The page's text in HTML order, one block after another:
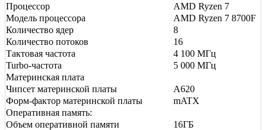
Процессор
AMD Ryzen 7
Модель процессора
AMD Ryzen 7 8700F
Количество ядер
8
Количество потоков
16
Тактовая частота
4 100 МГц
Turbo-частота
5 000 МГц
Материнская плата
Чипсет материнской платы
A620
Форм-фактор материнской платы
mATX
Оперативная память:
Объем оперативной памяти
16ГБ